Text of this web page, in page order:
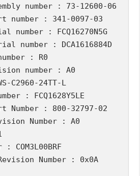
number : 73-12600-06
number : 341-0097-03
number : FCQ16270N5G
number : DCA1616884D
: R0
number : A0
C2960-24TT-L
: FCQ1628Y5LE
Number : 800-32797-02
Number : A0
: COM3L00BRF
Number : 0x0A